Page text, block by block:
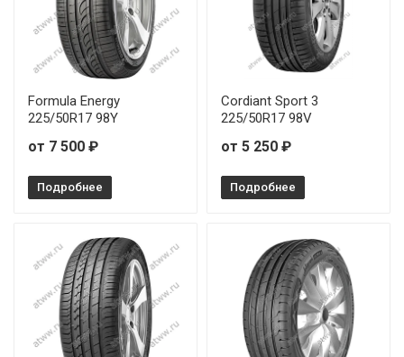
Formula Energy
225/50R17 98Y
от 7 500 ₽
Подробнее
Cordiant Sport 3
225/50R17 98V
от 5 250 ₽
Подробнее